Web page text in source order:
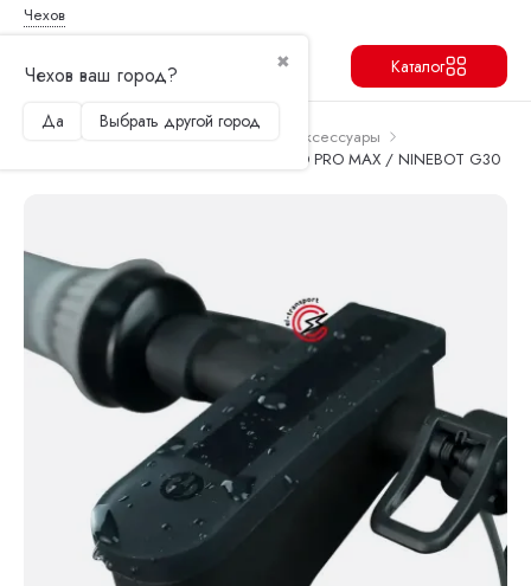
Чехов
✖
Чехов ваш город?
Да Выбрать другой город
Каталог
Главная Запчасти и аксессуары
Аксессуары
Накладка на бортовой компьютер AOVO PRO MAX / NINEBOT G30
Продолжить Перейти в корзину